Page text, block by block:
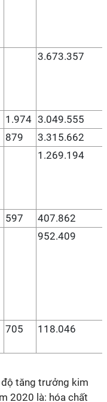
3.673.357
1.974 3.049.555
879
3.315.662
1.269.194
597
407.862
952.409
705 118.046
tăng trưởng kim
2020 là: hóa chất